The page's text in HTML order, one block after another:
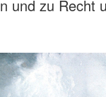
und zu Recht